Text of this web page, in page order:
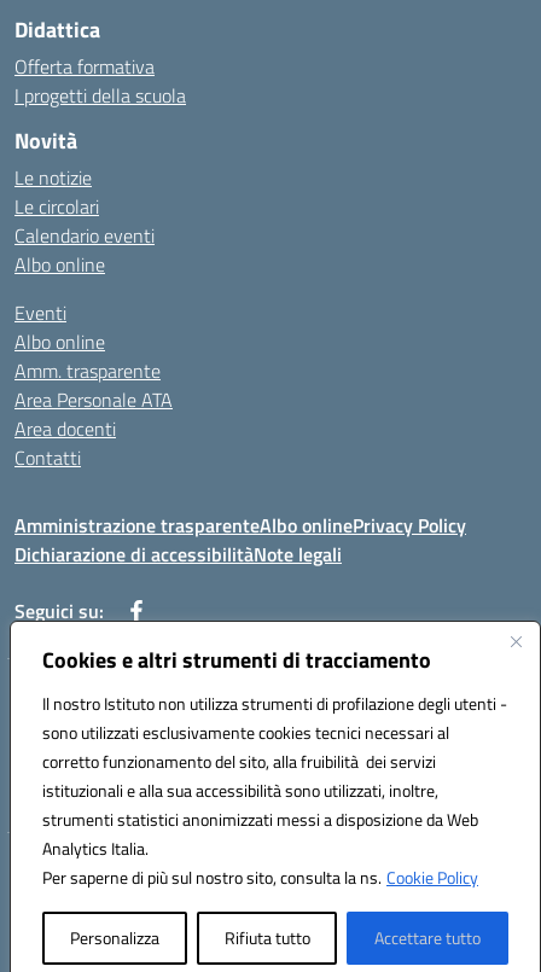
Cookies e altri strumenti di tracciamento
Il nostro Istituto non utilizza strumenti di profilazione degli utenti -
sono utilizzati esclusivamente cookies tecnici necessari al
corretto funzionamento del sito, alla fruibilità dei servizi
istituzionali e alla sua accessibilità sono utilizzati, inoltre,
strumenti statistici anonimizzati messi a disposizione da Web
Analytics Italia.
Per saperne di più sul nostro sito, consulta la ns.Cookie Policy
Personalizza Rifiuta tutto Accettare tutto
Didattica
Offerta formativa
I progetti della scuola
Novità
Le notizie
Le circolari
Calendario eventi
Albo online
Eventi
Albo online
Amm. trasparente
Area Personale ATA
Area docenti
Contatti
Amministrazione trasparenteAlbo onlinePrivacy Policy
Dichiarazione di accessibilitàNote legali
Seguici su:
Indirizzo: VIA BRECCIAME, 46 - 81024 MADDALONI (CE)
Mail: CEIC8AU001@istruzione.it - Pec: CEIC8AU001@pec.istruzione.it -
Telefono: 0823408721
Meccanografico: CEIC8AU001
Codice fiscale: 93086080616
Hosting & Powered by 3D Solution S.r.l.
Concept & Design by Designers Italia